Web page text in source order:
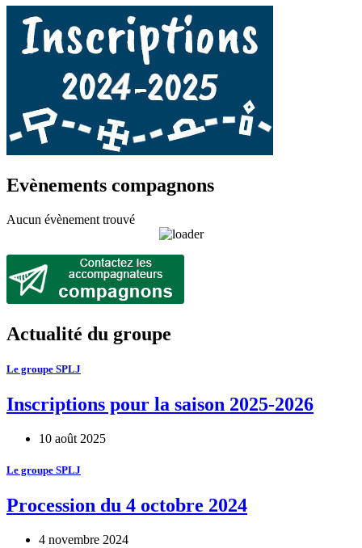
Evènements compagnons
Aucun évènement trouvé
Actualité du groupe
Le groupe SPLJ
Inscriptions pour la saison 2025-2026
10 août 2025
Le groupe SPLJ
Procession du 4 octobre 2024
4 novembre 2024